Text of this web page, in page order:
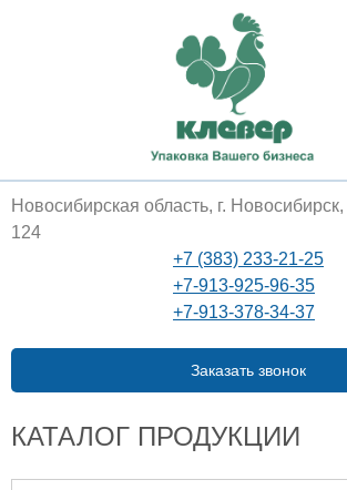
Новосибирская область, г.
124
+7 (383) 233-21-25
+7-913-925-96-35
+7-913-378-34-37
Заказать звонок
КАТАЛОГ ПРОДУКЦИИ